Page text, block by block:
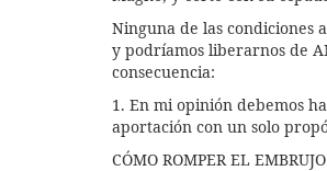
Ninguna de las condiciones
y podríamos liberarnos de
consecuencia:
1. En mi opinión debemos
aportación con un solo
CÓMO ROMPER EL